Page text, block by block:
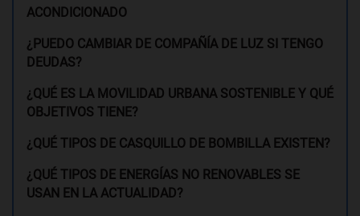
ACONDICIONADO
¿PUEDO CAMBIAR DE COMPAÑÍA DE LUZ SI TENGO
DEUDAS?
¿QUÉ ES LA MOVILIDAD URBANA SOSTENIBLE Y QUÉ
OBJETIVOS TIENE?
¿QUÉ TIPOS DE CASQUILLO DE BOMBILLA EXISTEN?
¿QUÉ TIPOS DE ENERGÍAS NO RENOVABLES SE
USAN EN LA ACTUALIDAD?